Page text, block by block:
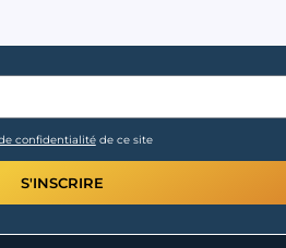
confidentialitéde ce site
S'INSCRIRE